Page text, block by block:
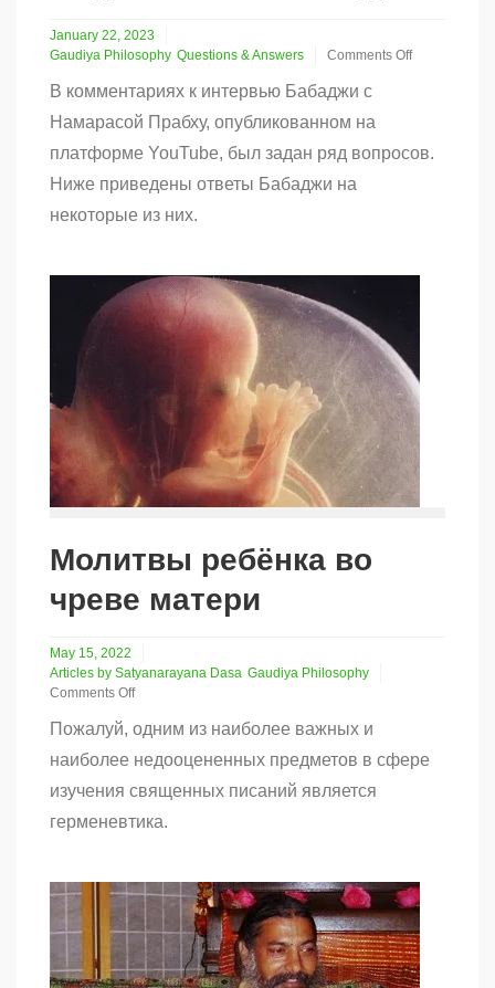
January 22, 2023
Gaudiya Philosophy Questions & Answers
Comments Off
Падение:
откуда?
В комментариях к интервью Бабаджи с
Намарасой Прабху, опубликованном на
платформе YouTube, был задан ряд вопросов.
Ниже приведены ответы Бабаджи на
некоторые из них.
Молитвы ребёнка во
чреве матери
May 15, 2022
Articles by Satyanarayana Dasa Gaudiya Philosophy
Comments Off
Молитвы
ребёнка
чреве
Пожалуй, одним из наиболее важных и
наиболее недооцененных предметов в сфере
изучения священных писаний является
герменевтика.